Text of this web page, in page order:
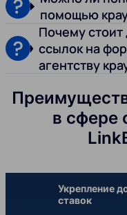
помощью
Почему
ссылок на
агентству
в сфере
Укрепление
ставок